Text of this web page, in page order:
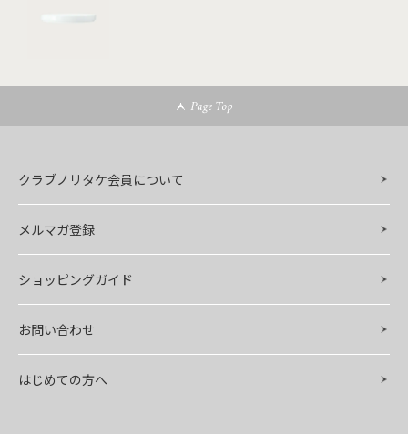
Page Top
クラブノリタケ会員について
メルマガ登録
ショッピングガイド
お問い合わせ
はじめての方へ